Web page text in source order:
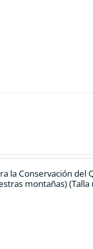
la Conservación del
montañas) (Talla